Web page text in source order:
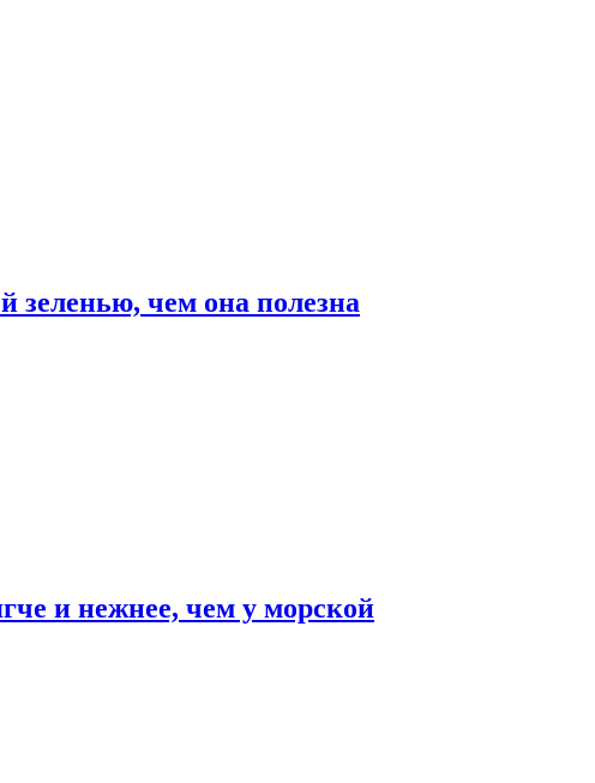
зеленью, чем она полезна
и нежнее, чем у морской